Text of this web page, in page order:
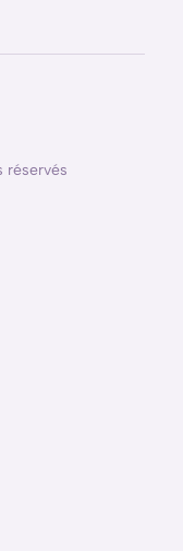
réservés